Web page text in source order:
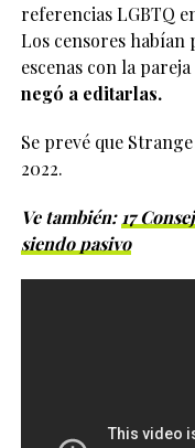
referencias LGBTQ
Los censores habían
escenas con la
negó a editarlas.
Se prevé que
2022.
Ve también: 17
siendo pasivo